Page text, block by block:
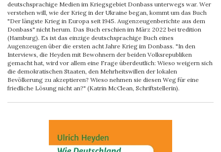
deutschsprachige Medien im Kriegsgebiet Donbass unterwegs war. Wer
verstehen will, wie der Krieg in der Ukraine began, kommt um das Buch
"Der längste Krieg in Europa seit 1945. Augenzeugenberichte aus dem
Donbass" nicht herum. Das Buch erschien im März 2022 bei tredition
(Hamburg). Es ist das einzige deutschsprachige Buch eines
Augenzeugen über die ersten acht Jahre Krieg im Donbass. "In den
Interviews, die Heyden mit Bewohnern der beiden Volksrepubliken
gemacht hat, wird vor allem eine Frage überdeutlich: Wieso weigern sich
die demokratischen Staaten, den Mehrheitswillen der lokalen
Bevölkerung zu akzeptieren? Wieso nehmen sie diesen Weg für eine
friedliche Lösung nicht an?" (Katrin McClean, Schriftstellerin).